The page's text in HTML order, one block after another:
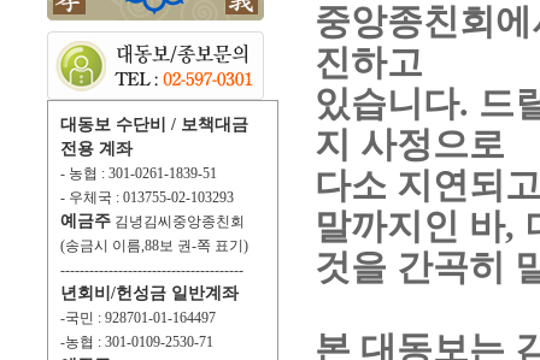
대동보 수단비 / 보책대금
전용 계좌
- 농협 : 301-0261-1839-51
- 우체국 : 013755-02-103293
예금주 김녕김씨중앙종친회
(송금시 이름,88보 권-쪽 표기)
--------------------------------------
년회비/헌성금 일반계좌
-국민 : 928701-01-164497
-농협 : 301-0109-2530-71
중앙종친회
진하고
있습니다. 드
지 사정으로
다소 지연되
말까지인 바,
것을 간곡히
본 대동보는